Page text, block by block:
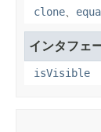
clone、
インタフ
isVisible